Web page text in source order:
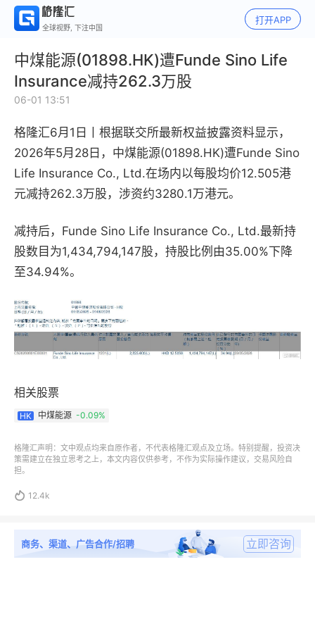
全球视野, 下注中国
打开APP
中煤能源(01898.HK)遭Funde Sino Life
Insurance减持262.3万股
06-01 13:51
格隆汇6月1日丨 根据联交所最新权益披露资料显示，
2026年5月28日，中煤能源(01898.HK)遭Funde Sino
Life Insurance Co., Ltd.在场内以每股均价12.505港
元减持262.3万股，涉资约3280.1万港元。
减持后，Funde Sino Life Insurance Co., Ltd.最新持
股数目为1,434,794,147股，持股比例由35.00%下降
至34.94%。
相关股票
HK 中煤能源 -0.09%
格隆汇声明：文中观点均来自原作者，不代表格隆汇观点及立场。特别提醒，投资决
策需建立在独立思考之上，本文内容仅供参考，不作为实际操作建议，交易风险自
担。
 12.4k
商务、渠道、广告合作/招聘 立即咨询